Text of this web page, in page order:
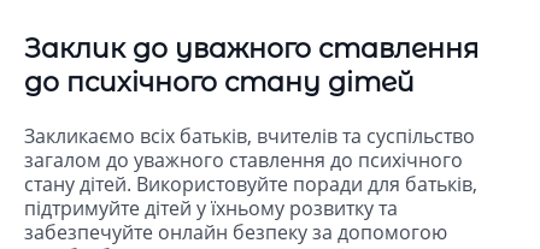
Заклик до уважного ставлення
до психічного стану дітей
Закликаємо всіх батьків, вчителів та суспільство
загалом до уважного ставлення до психічного
стану дітей. Використовуйте поради для батьків,
підтримуйте дітей у їхньому розвитку та
забезпечуйте онлайн безпеку за допомогою